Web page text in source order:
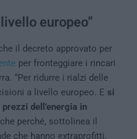
europeo”
il decreto approvato per
per fronteggiare i rincari
“Per ridurre i rialzi delle
a livello europeo. E si
dell’energia in
perché, sottolinea il
che hanno extraprofitti.